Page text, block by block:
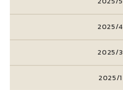
2025/4
2025/3
2025/1